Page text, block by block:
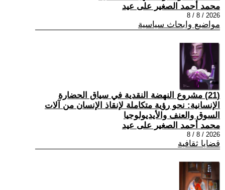
محمد أحمد الصغير على عيد
2026 / 8 / 8
مواضيع وابحاث سياسية
(21) مشروع النهضة النقدية في سياق الحضارة
الإنسانية: نحو رؤية متكاملة لإنقاذ الإنسان من آلات
السوق والعنف والأيديولوجيا
محمد أحمد الصغير على عيد
2026 / 8 / 8
قضايا ثقافية